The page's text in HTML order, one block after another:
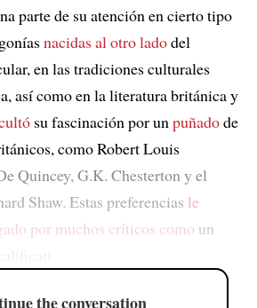
parte de su atención en cierto tipo
nacidas al otro ladodel
en las tradiciones culturales
así como en la literatura británica y
su fascinación por unpuñadode
como Robert Louis
Quincey, G.K. Chesterton y el
Shaw. Estas preferencias le
por muchos críticos como un
the conversation